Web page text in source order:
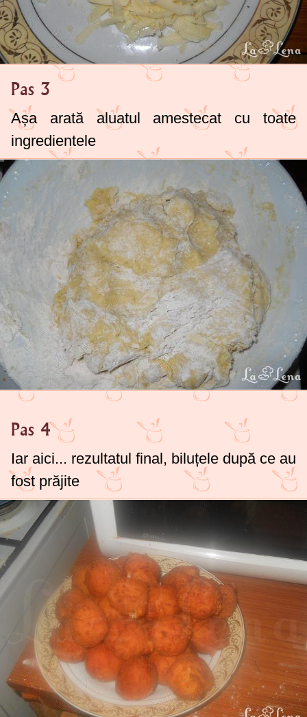
Pas 3
Așa arată aluatul amestecat cu toate
ingredientele
Pas 4
Iar aici... rezultatul final, biluțele după ce au
fost prăjite